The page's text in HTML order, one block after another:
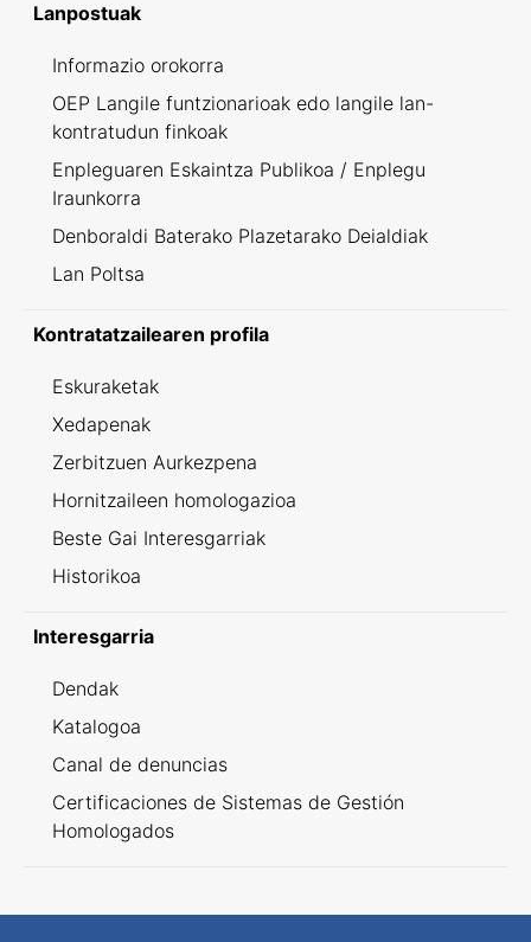
Lanpostuak
Informazio orokorra
OEP Langile funtzionarioak edo langile lan-
kontratudun finkoak
Enpleguaren Eskaintza Publikoa / Enplegu
Iraunkorra
Denboraldi Baterako Plazetarako Deialdiak
Lan Poltsa
Kontratatzailearen profila
Eskuraketak
Xedapenak
Zerbitzuen Aurkezpena
Hornitzaileen homologazioa
Beste Gai Interesgarriak
Historikoa
Interesgarria
Dendak
Katalogoa
Canal de denuncias
Certificaciones de Sistemas de Gestión
Homologados